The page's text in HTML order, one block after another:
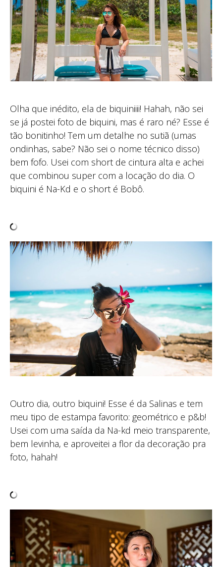
Olha que inédito, ela de biquiniiii! Hahah, não sei
se já postei foto de biquini, mas é raro né? Esse é
tão bonitinho! Tem um detalhe no sutiã (umas
ondinhas, sabe? Não sei o nome técnico disso)
bem fofo. Usei com short de cintura alta e achei
que combinou super com a locação do dia. O
biquini é Na-Kd e o short é Bobô.
Outro dia, outro biquini! Esse é da Salinas e tem
meu tipo de estampa favorito: geométrico e p&b!
Usei com uma saída da Na-kd meio transparente,
bem levinha, e aproveitei a flor da decoração pra
foto, hahah!